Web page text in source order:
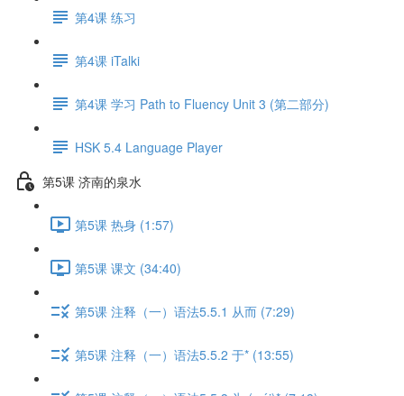
第4课 练习
第4课 iTalki
第4课 学习 Path to Fluency Unit 3 (第二部分)
HSK 5.4 Language Player
第5课 济南的泉水
第5课 热身 (1:57)
第5课 课文 (34:40)
第5课 注释（一）语法5.5.1 从而 (7:29)
第5课 注释（一）语法5.5.2 于* (13:55)